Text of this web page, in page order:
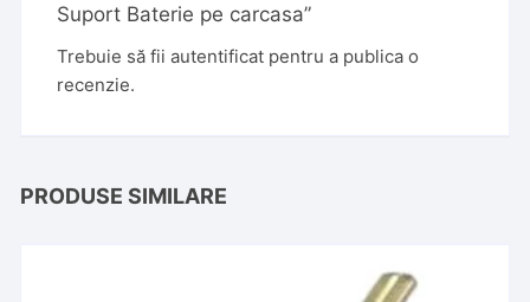
Suport Baterie pe carcasa”
Trebuie să fiiautentificat pentru a publica o
recenzie.
PRODUSE SIMILARE